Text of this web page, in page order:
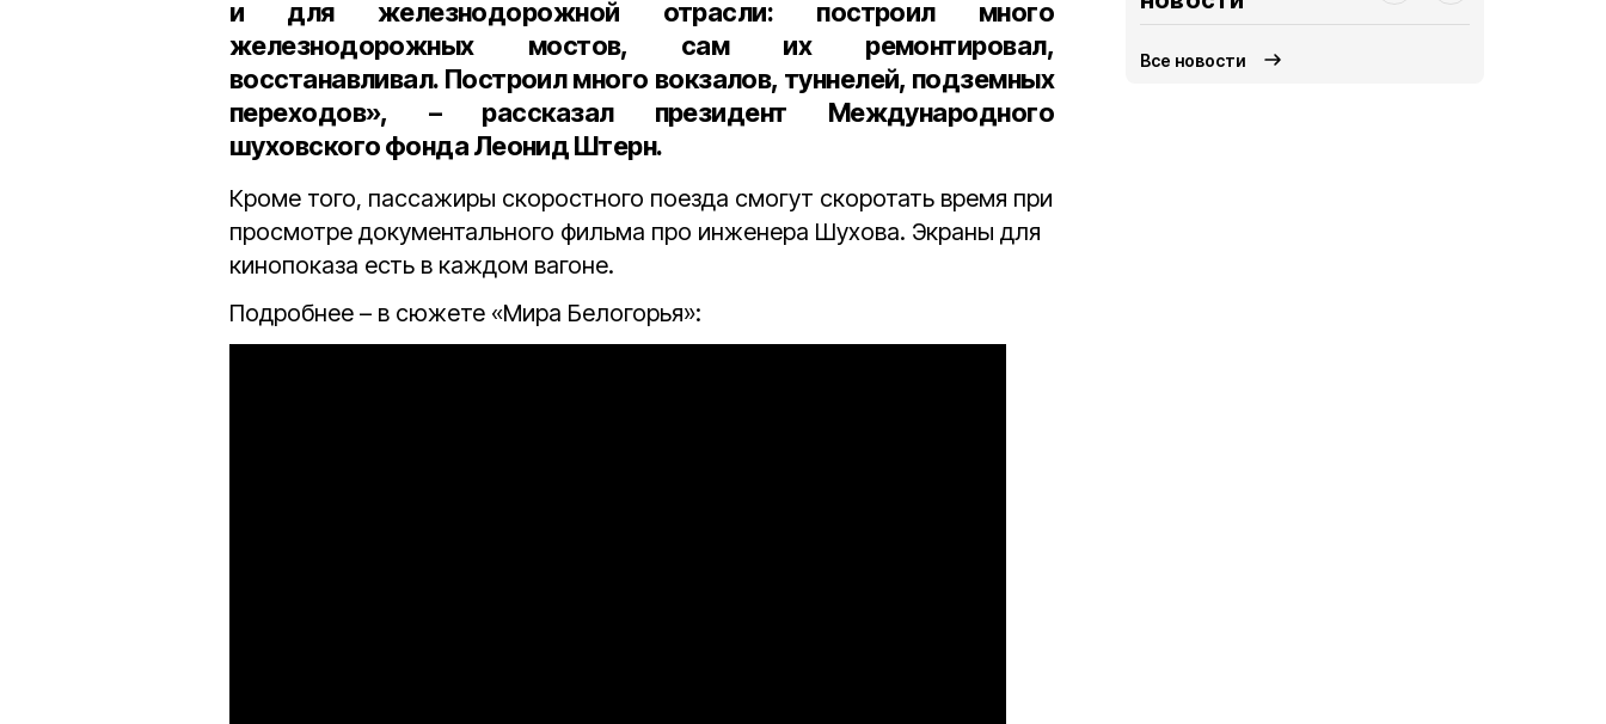
и для железнодорожной отрасли: построил много
железнодорожных мостов, сам их ремонтировал,
восстанавливал. Построил много вокзалов, туннелей, подземных
переходов», – рассказал президент Международного
шуховского фонда Леонид Штерн.
Кроме того, пассажиры скоростного поезда смогут скоротать время при
просмотре документального фильма про инженера Шухова. Экраны для
кинопоказа есть в каждом вагоне.
Подробнее – в сюжете «Мира Белогорья»:
Все новости